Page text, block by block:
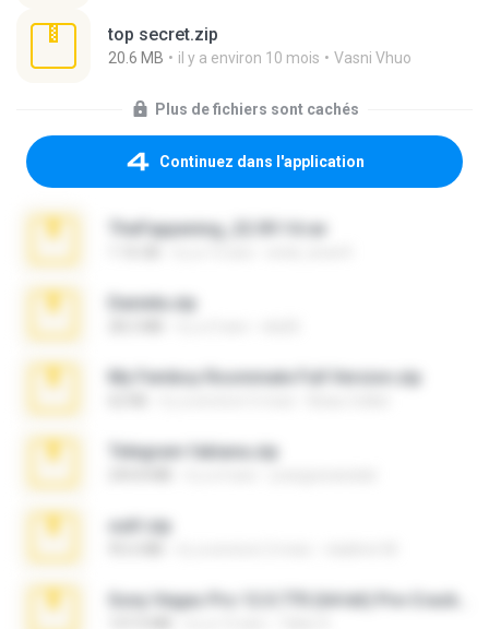
top secret.zip
20.6 MB il y a environ 10 mois Vasni Vhuo
Plus de fichiers sont cachés
Continuez dans l'application
TheFappening_22.09.14.rar
Daniela.zip
My Femboy Roommate Full Version.zip
Telegram fabiana.zip
ouh!.zip